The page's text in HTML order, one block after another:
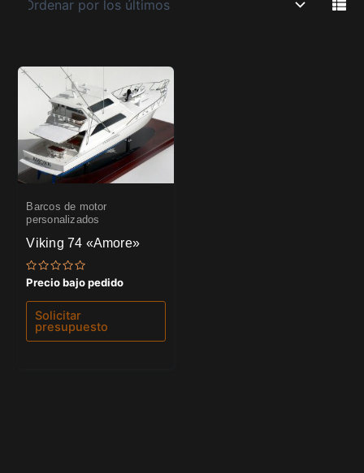
Barcos de motor
personalizados
Viking 74 «Amore»
Valorado
con
0
de
Precio bajo pedido
Solicitar
presupuesto